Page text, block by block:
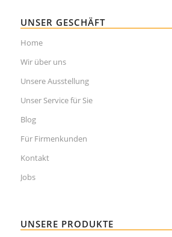
UNSER GESCHÄFT
Home
Wir über uns
Unsere Ausstellung
Unser Service für Sie
Blog
Für Firmenkunden
Kontakt
Jobs
UNSERE PRODUKTE